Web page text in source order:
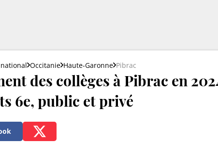
Occitanie Haute-Garonne Pibrac
des collèges à Pibrac en
6e, public et privé